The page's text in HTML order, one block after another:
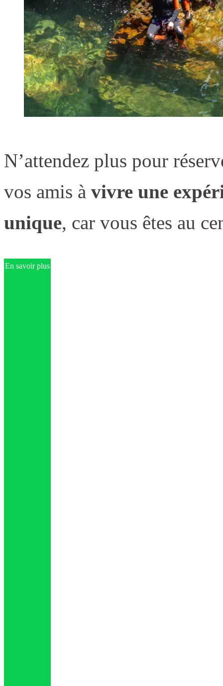
N’attendez plus pour
vos amis à vivre une
unique, car vous êtes au
En savoir plus